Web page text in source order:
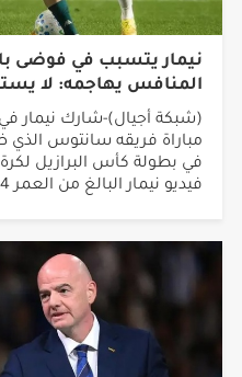
نيمار يتسبب في فوضى
المنافس يهاجمه: لا
(شبكة أجيال)-شارك نيمار
مباراة فريقه سانتوس الذي
في بطولة كأس البرازيل
فيديو نيمار البالغ من العمر 34 عاماً، الذي أعلن...